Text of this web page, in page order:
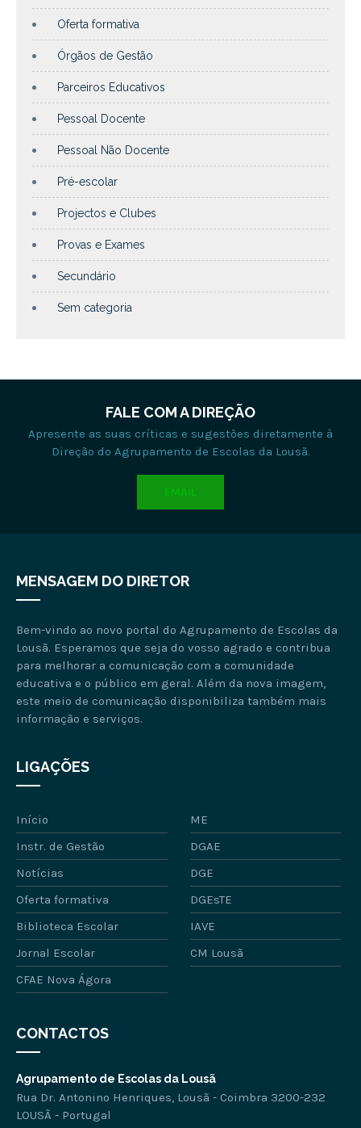
Oferta formativa
Órgãos de Gestão
Parceiros Educativos
Pessoal Docente
Pessoal Não Docente
Pré-escolar
Projectos e Clubes
Provas e Exames
Secundário
Sem categoria
FALE COM A DIREÇÃO
Apresente as suas críticas e sugestões diretamente à
Direção do Agrupamento de Escolas da Lousã.
EMAIL
MENSAGEM DO DIRETOR
Bem-vindo ao novo portal do Agrupamento de Escolas da
Lousã. Esperamos que seja do vosso agrado e contribua
para melhorar a comunicação com a comunidade
educativa e o público em geral. Além da nova imagem,
este meio de comunicação disponibiliza também mais
informação e serviços.
LIGAÇÕES
Início
ME
Instr. de Gestão
DGAE
Notícias
DGE
Oferta formativa
DGEsTE
Biblioteca Escolar
IAVE
Jornal Escolar
CM Lousã
CFAE Nova Ágora
CONTACTOS
Agrupamento de Escolas da Lousã
Rua Dr. Antonino Henriques, Lousã - Coimbra 3200-232
LOUSÃ - Portugal